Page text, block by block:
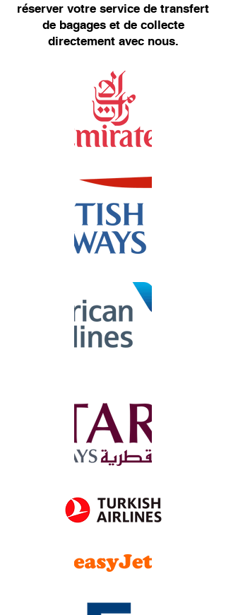
réserver votre service de transfert
de bagages et de collecte
directement avec nous.